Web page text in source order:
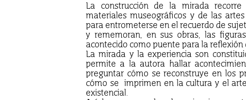
La construcción de la mirada
materiales museográficos y de las
para entrometerse en el recuerdo de
y rememoran, en sus obras, las
acontecido como puente para la reflexión
La mirada y la experiencia son
permite a la autora hallar
preguntar cómo se reconstruye en los
cómo se imprimen en la cultura y el
existencial.